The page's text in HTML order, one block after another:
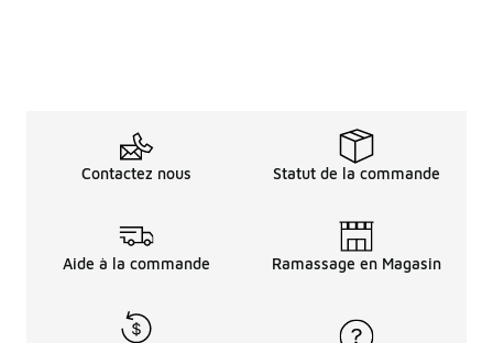
Contactez nous Statut de la commande
Aide à la commande Ramassage en Magasin